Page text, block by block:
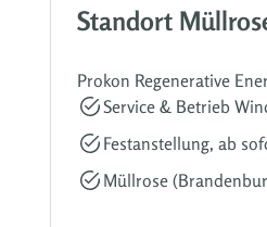
Standort
Prokon Regenerative
Service & Betrieb
Festanstellung, ab
Müllrose